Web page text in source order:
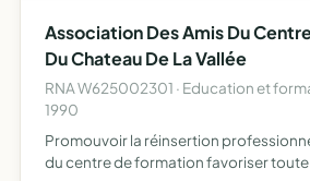
Association Des Amis Du
Du Chateau De La Vallée
RNA W625002301 · Education et
1990
Promouvoir la réinsertion
du centre de formation favoriser